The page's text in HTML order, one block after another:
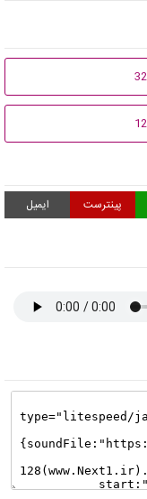
پینترست ایمیل